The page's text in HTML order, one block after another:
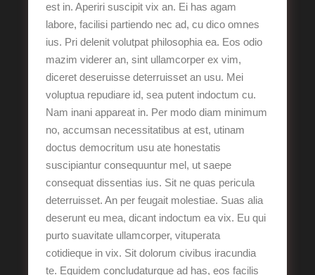
est in. Aperiri suscipit vix an. Ei has agam
labore, facilisi partiendo nec ad, cu dico omnes
ius. Pri delenit volutpat philosophia ea. Eos odio
mazim viderer an, sint ullamcorper ex vim,
diceret deseruisse deterruisset an usu. Mei
voluptua repudiare id, sea putent indoctum cu.
Nam inani appareat in. Per modo diam minimum
no, accumsan necessitatibus at est, utinam
doctus democritum usu ate honestatis
suscipiantur consequuntur mel, ut saepe
consequat dissentias ius. Sit ne quas pericula
deterruisset. An per feugait molestiae. Suas alia
deserunt eu mea, dicant indoctum ea vix. Eu qui
purto suavitate ullamcorper, vituperata
cotidieque in vix. Sit dolorum civibus iracundia
te. Equidem concludaturque ad has, eos facilis